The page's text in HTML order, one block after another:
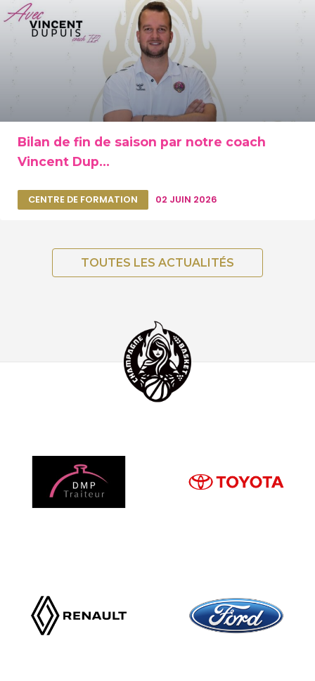
Bilan de fin de saison par notre coach
Vincent Dup...
CENTRE DE FORMATION 02 JUIN 2026
TOUTES LES ACTUALITÉS